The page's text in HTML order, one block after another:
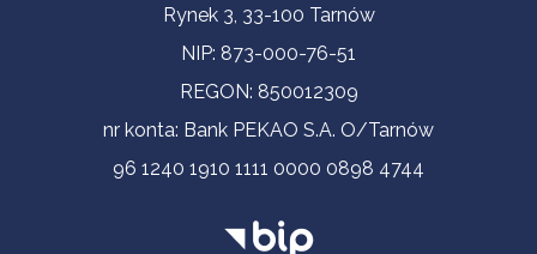
Contact InformationRynek 3, 33-100 Tarnów
NIP: 873-000-76-51
REGON: 850012309
nr konta: Bank PEKAO S.A. O/Tarnów
96 1240 1910 1111 0000 0898 4744